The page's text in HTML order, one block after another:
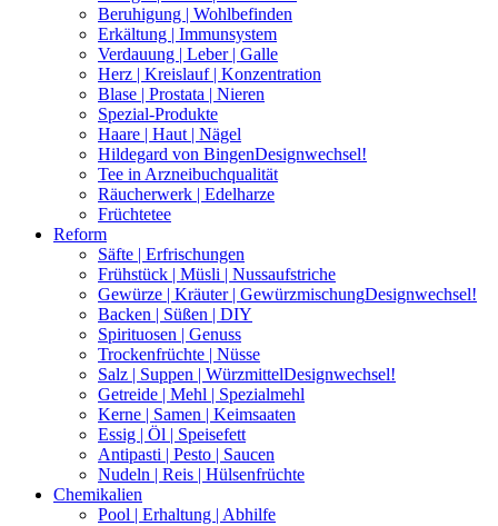
Beruhigung | Wohlbefinden
Erkältung | Immunsystem
Verdauung | Leber | Galle
Herz | Kreislauf | Konzentration
Blase | Prostata | Nieren
Spezial-Produkte
Haare | Haut | Nägel
Hildegard von BingenDesignwechsel!
Tee in Arzneibuchqualität
Räucherwerk | Edelharze
Früchtetee
Reform
Säfte | Erfrischungen
Frühstück | Müsli | Nussaufstriche
Gewürze | Kräuter | GewürzmischungDesignwechsel!
Backen | Süßen | DIY
Spirituosen | Genuss
Trockenfrüchte | Nüsse
Salz | Suppen | WürzmittelDesignwechsel!
Getreide | Mehl | Spezialmehl
Kerne | Samen | Keimsaaten
Essig | Öl | Speisefett
Antipasti | Pesto | Saucen
Nudeln | Reis | Hülsenfrüchte
Chemikalien
Pool | Erhaltung | Abhilfe